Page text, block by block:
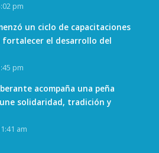
pm
un ciclo de capacitaciones
el desarrollo del
pm
acompaña una peña
solidaridad, tradición y
am